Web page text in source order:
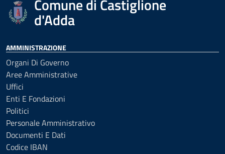
Comune di Castiglione
d'Adda
AMMINISTRAZIONE
Organi Di Governo
Aree Amministrative
Uffici
Enti E Fondazioni
Politici
Personale Amministrativo
Documenti E Dati
Codice IBAN